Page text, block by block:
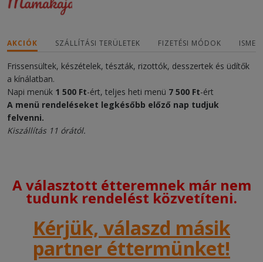
AKCIÓK SZÁLLÍTÁSI TERÜLETEK FIZETÉSI MÓDOK
Frissensültek, készételek, tészták, rizottók, desszertek és üdítők
a kínálatban.
Napi menük 1 500 Ft-ért, teljes heti menü 7 500 Ft-ért
A menü rendeléseket legkésőbb előző nap tudjuk
felvenni.
Kiszállítás 11 órától.
A választott étteremnek már nem
tudunk rendelést közvetíteni.
Kérjük, válaszd másik
partner éttermünket!